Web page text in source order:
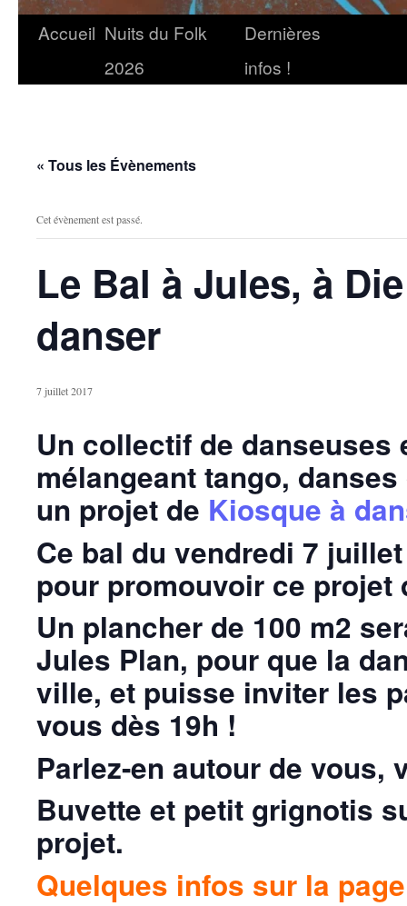
Accueil Nuits du Folk
2026
Dernières
infos !
« Tous les Évènements
Cet évènement est passé.
Le Bal à Jules, à
danser
7 juillet 2017
Un collectif de danseuses
mélangeant tango,
un projet de Kiosque à
Ce bal du vendredi 7
pour promouvoir ce projet
Un plancher de 100 m2
Jules Plan, pour que la
ville, et puisse inviter les
vous dès 19h !
Parlez-en autour de vous,
Buvette et petit grignotis
projet.
Quelques infos sur la